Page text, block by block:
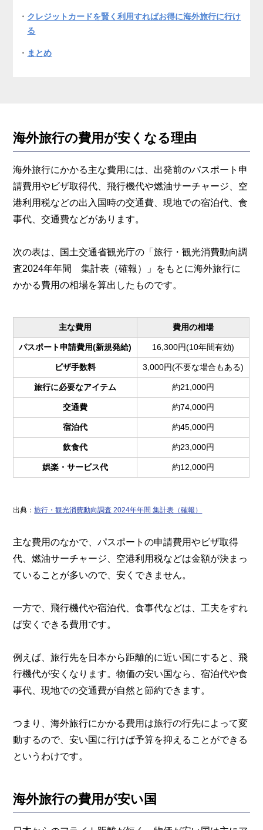
クレジットカードを賢く利用すればお得に海外旅行に行け
る
まとめ
海外旅行の費用が安くなる理由
海外旅行にかかる主な費用には、出発前のパスポート申
請費用やビザ取得代、飛行機代や燃油サーチャージ、空
港利用税などの出入国時の交通費、現地での宿泊代、食
事代、交通費などがあります。
次の表は、国土交通省観光庁の「旅行・観光消費動向調
査2024年年間 集計表（確報）」をもとに海外旅行に
かかる費用の相場を算出したものです。
主な費用 費用の相場
パスポート申請費用(新規発給) 16,300円(10年間有効)
ビザ手数料 3,000円(不要な場合もある)
旅行に必要なアイテム 約21,000円
交通費 約74,000円
宿泊代 約45,000円
飲食代 約23,000円
娯楽・サービス代 約12,000円
出典：旅行・観光消費動向調査 2024年年間 集計表（確報）
主な費用のなかで、パスポートの申請費用やビザ取得
代、燃油サーチャージ、空港利用税などは金額が決まっ
ていることが多いので、安くできません。
一方で、飛行機代や宿泊代、食事代などは、工夫をすれ
ば安くできる費用です。
例えば、旅行先を日本から距離的に近い国にすると、飛
行機代が安くなります。物価の安い国なら、宿泊代や食
事代、現地での交通費が自然と節約できます。
つまり、海外旅行にかかる費用は旅行の行先によって変
動するので、安い国に行けば予算を抑えることができる
というわけです。
海外旅行の費用が安い国